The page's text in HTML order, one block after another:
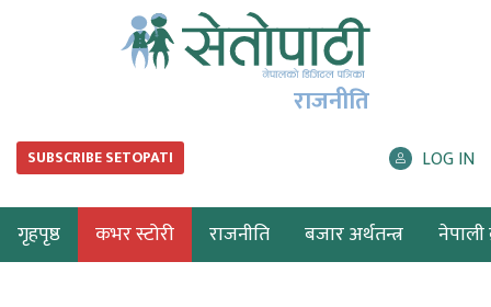
राजनीति
SUBSCRIBE SETOPATI LOG IN
गृहपृष्ठ कभर स्टोरी राजनीति बजार अर्थतन्त्र नेपाली